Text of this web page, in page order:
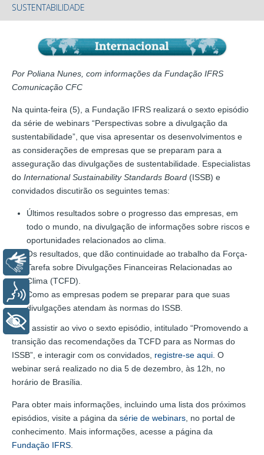
SUSTENTABILIDADE
Por Poliana Nunes, com informações da Fundação IFRS
Comunicação CFC
Na quinta-feira (5), a Fundação IFRS realizará o sexto episódio
da série de webinars “Perspectivas sobre a divulgação da
sustentabilidade”, que visa apresentar os desenvolvimentos e
as considerações de empresas que se preparam para a
asseguração das divulgações de sustentabilidade. Especialistas
do International Sustainability Standards Board (ISSB) e
convidados discutirão os seguintes temas:
Últimos resultados sobre o progresso das empresas, em
todo o mundo, na divulgação de informações sobre riscos e
oportunidades relacionados ao clima.
Os resultados, que dão continuidade ao trabalho da Força-
Tarefa sobre Divulgações Financeiras Relacionadas ao
Clima (TCFD).
Como as empresas podem se preparar para que suas
divulgações atendam às normas do ISSB.
Para assistir ao vivo o sexto episódio, intitulado “Promovendo a
transição das recomendações da TCFD para as Normas do
ISSB”, e interagir com os convidados, registre-se aqui . O
webinar será realizado no dia 5 de dezembro, às 12h, no
horário de Brasília.
Para obter mais informações, incluindo uma lista dos próximos
episódios, visite a página da série de webinars , no portal de
conhecimento. Mais informações, acesse a página da
Fundação IFRS
Libras
Voz